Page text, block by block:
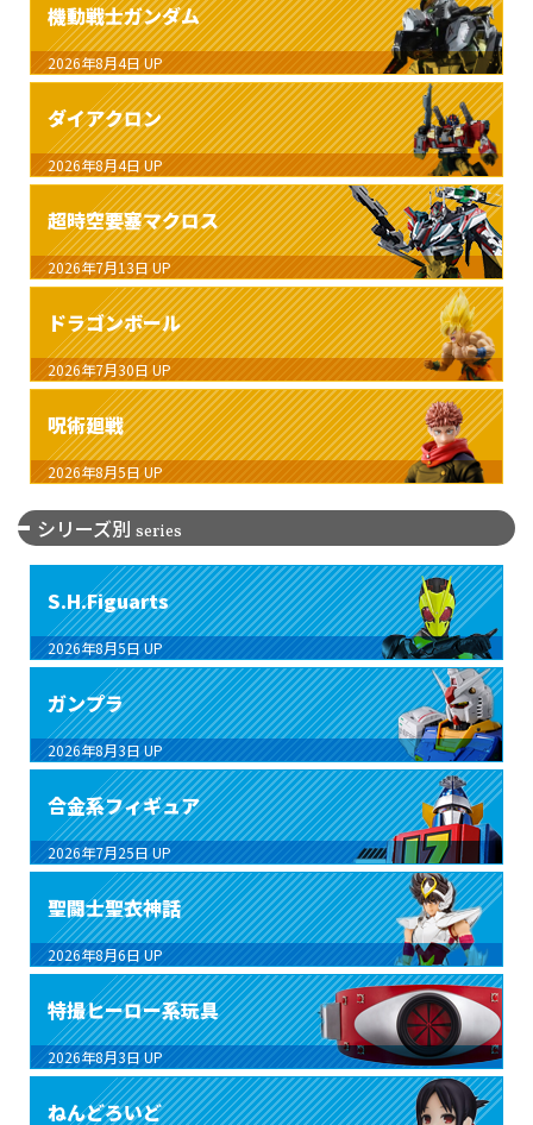
機動戦士ガンダム
2026年8月4日 UP
ダイアクロン
2026年8月4日 UP
超時空要塞マクロス
2026年7月13日 UP
ドラゴンボール
2026年7月30日 UP
呪術廻戦
2026年8月5日 UP
シリーズ別 series
S.H.Figuarts
2026年8月5日 UP
ガンプラ
2026年8月3日 UP
合金系フィギュア
2026年7月25日 UP
聖闘士聖衣神話
2026年8月6日 UP
特撮ヒーロー系玩具
2026年8月3日 UP
ねんどろいど